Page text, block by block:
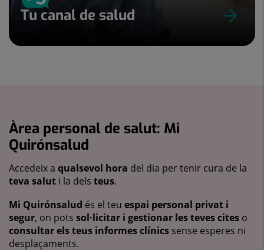
Tu canal de salud
Àrea personal de salut: Mi
Quirónsalud
Accedeix a qualsevol hora del dia per tenir cura de la
teva salut i la dels teus.
Mi Quirónsalud és el teu espai personal privat i
segur, on pots sol·licitar i gestionar les teves cites o
consultar els teus informes clínics sense esperes ni
desplaçaments.